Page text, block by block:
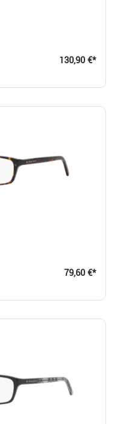
130,90 €*
79,60 €*